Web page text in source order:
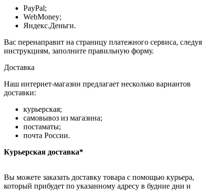
PayPal;
WebMoney;
Яндекс.Деньги.
Вас перенаправит на страницу платежного сервиса, следуя
инструкциям, заполните правильную форму.
Доставка
Наш интернет-магазин предлагает несколько вариантов
доставки:
курьерская;
самовывоз из магазина;
постаматы;
почта России.
Курьерская доставка*
Вы можете заказать доставку товара с помощью курьера,
который прибудет по указанному адресу в будние дни и